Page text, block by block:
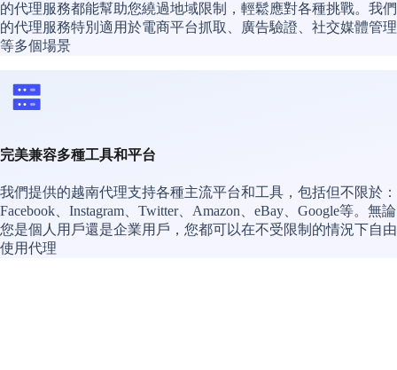
的代理服務都能幫助您繞過地域限制，輕鬆應對各種挑戰。我們
的代理服務特別適用於電商平台抓取、廣告驗證、社交媒體管理
等多個場景
完美兼容多種工具和平台
我們提供的越南代理支持各種主流平台和工具，包括但不限於：
Facebook、Instagram、Twitter、Amazon、eBay、Google等。無論
您是個人用戶還是企業用戶，您都可以在不受限制的情況下自由
使用代理